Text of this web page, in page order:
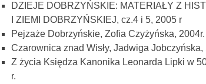
DZIEJE DOBRZYŃSKIE: MATERIAŁY Z
I ZIEMI DOBRZYŃSKIEJ, cz.4 i 5, 2005 r
Pejzaże Dobrzyńskie, Zofia Czyżyńska, 2004r.
Czarownica znad Wisły, Jadwiga Jobczyńska,
Z życia Księdza Kanonika Leonarda Lipki w
r.